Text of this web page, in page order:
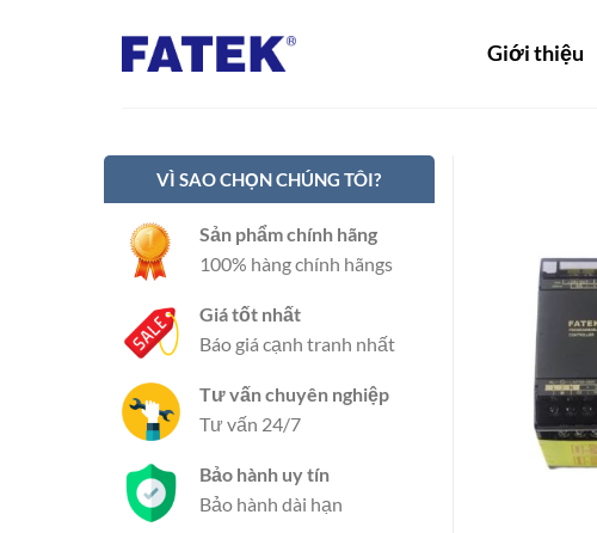
Giới thiệu
VÌ SAO CHỌN CHÚNG TÔI?
Sản phẩm chính hãng
100% hàng chính hãngs
Giá tốt nhất
Báo giá cạnh tranh nhất
Tư vấn chuyên nghiệp
Tư vấn 24/7
Bảo hành uy tín
Bảo hành dài hạn